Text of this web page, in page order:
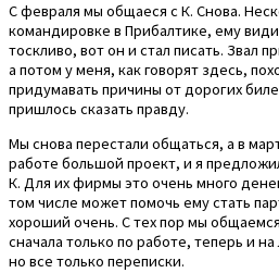
С февраля мы общаеся с К. Снова.
командировке в Прибалтике, ему
тоскливо, вот он и стал писать. Звал
а потом у меня, как говорят здесь,
придумавать причины от дорогих
пришлось сказать правду.
Мы снова перестали общаться, а в
работе большой проект, и я
К. Для их фирмы это очень много
том числе может помочь ему стать
хороший очень. С тех пор мы
сначала только по работе, теперь и
но все только переписки.